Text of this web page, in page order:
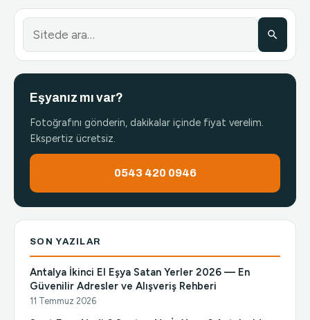
Eşyanız mı var?
Fotoğrafını gönderin, dakikalar içinde fiyat verelim.
Ekspertiz ücretsiz.
0543 420 0946
SON YAZILAR
Antalya İkinci El Eşya Satan Yerler 2026 — En
Güvenilir Adresler ve Alışveriş Rehberi
11 Temmuz 2026